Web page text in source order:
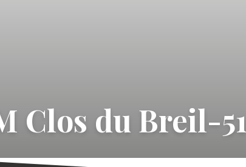
Clos du Breil-51